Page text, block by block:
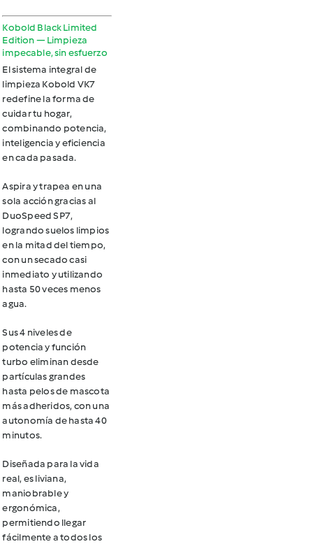
Kobold Black Limited
Edition — Limpieza
impecable, sin esfuerzo
El sistema integral de
limpieza Kobold VK7
redefine la forma de
cuidar tu hogar,
combinando potencia,
inteligencia y eficiencia
en cada pasada.
Aspira y trapea en una
sola accióngracias al
DuoSpeed SP7,
logrando suelos limpios
en la mitad del tiempo,
con un secado casi
inmediato y utilizando
hasta 50 veces menos
agua.
Sus 4 niveles de
potencia y función
turbo eliminan desde
partículas grandes
hasta pelos de mascota
más adheridos, con una
autonomía de hasta 40
minutos.
Diseñada para la vida
real, es liviana,
maniobrable y
ergonómica,
permitiendo llegar
fácilmente a todos los